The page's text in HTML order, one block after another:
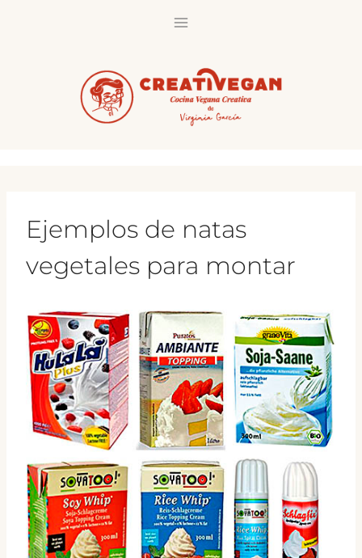
Ejemplos de natas
vegetales para montar